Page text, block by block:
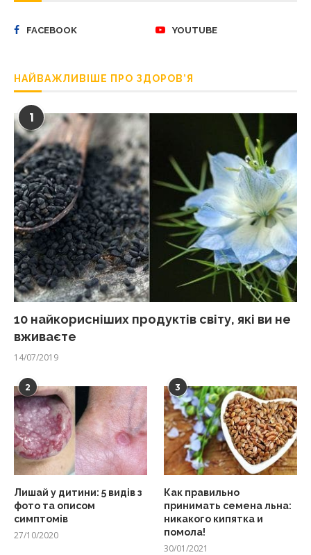
FACEBOOK YOUTUBE
НАЙВАЖЛИВІШЕ ПРО ЗДОРОВ’Я
1
10 найкорисніших продуктів світу, які ви не
вживаєте
14/07/2019
2
Лишай у дитини: 5 видів з
фото та описом
симптомів
27/10/2020
3
Как правильно
принимать семена льна:
никакого кипятка и
помола!
30/01/2021